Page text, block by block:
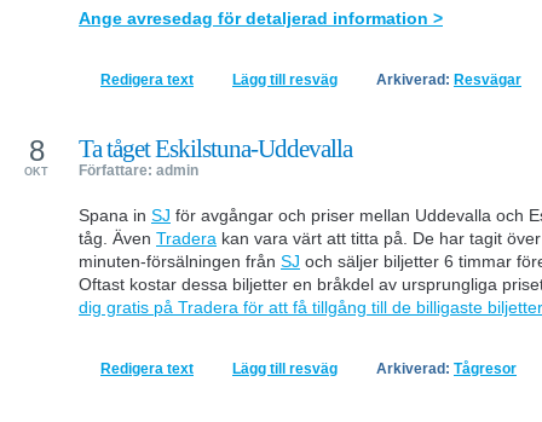
Ange avresedag för detaljerad information >
Redigera text Lägg till resväg Arkiverad: Resvägar
Ta tåget Eskilstuna-Uddevalla
Författare: admin
8
OKT
Spana in SJ för avgångar och priser mellan Uddevalla och
tåg. Även Tradera kan vara värt att titta på. De har tagit
minuten-försälningen från SJ och säljer biljetter 6 timmar
Oftast kostar dessa biljetter en bråkdel av ursprungliga
dig gratis på Tradera för att få tillgång till de billigaste
Redigera text Lägg till resväg Arkiverad: Tågresor